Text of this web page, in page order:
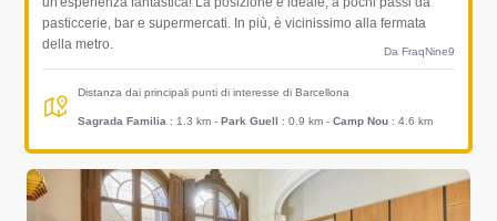
pasticcerie, bar e supermercati. In più, è vicinissimo alla fermata
della metro.
Da FraqNine9
Distanza dai principali punti di interesse di Barcellona
Sagrada Familia : 1.3 km - Park Guell : 0.9 km - Camp Nou : 4.6 km